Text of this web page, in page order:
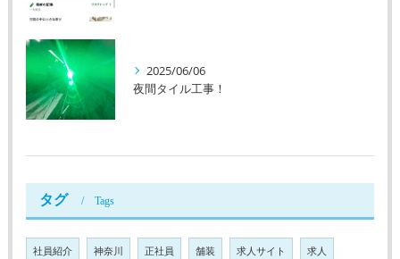
2025/06/06
夜間タイル工事！
タグ Tags
社員紹介 神奈川 正社員 舗装 求人サイト 求人